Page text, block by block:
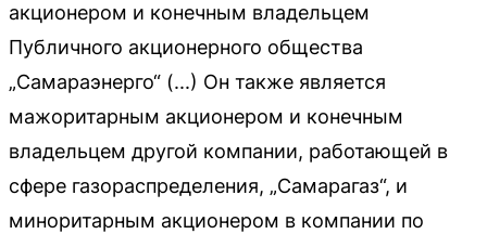
акционером и конечным владельцем
Публичного акционерного общества
„Самараэнерго“ (...) Он также является
мажоритарным акционером и конечным
владельцем другой компании, работающей в
сфере газораспределения, „Самарагаз“, и
миноритарным акционером в компании по